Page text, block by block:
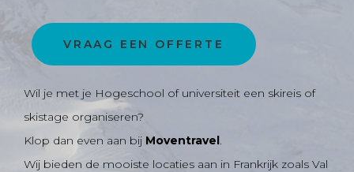
Bestemming in de
kijker: La Plagne
VRAAG EEN OFFERTE
Wil je met je Hogeschool of universiteit een skireis of
skistage organiseren?
Klop dan even aan bij Moventravel.
Wij bieden de mooiste locaties aan in Frankrijk zoals Val